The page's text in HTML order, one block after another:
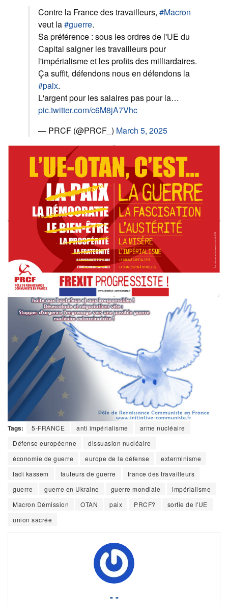
Contre la France des travailleurs, #Macron
veut la#guerre.
Sa préférence : sous les ordres de l'UE du
Capital saigner les travailleurs pour
l'impérialisme et les profits des milliardaires.
Ça suffit, défendons nous en défendons la
#paix.
L'argent pour les salaires pas pour la…
pic.twitter.com/c6M8jA7Vhc
— PRCF (@PRCF_) March 5, 2025
Tags: 5-FRANCE anti impérialisme
arme nucléaire
Défense européenne
dissuasion nucléaire
économie de guerre
europe de la défense
exterminisme
fadi kassem
fauteurs de guerre
france des travailleurs
guerre
guerre en Ukraine guerre mondiale
impérialisme
Macron Démission
OTAN paix PRCF?
sortie de l'UE
union sacrée
- -